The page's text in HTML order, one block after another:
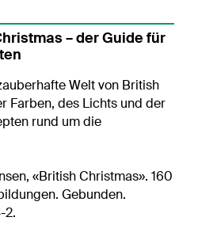
– der Guide für
Welt von British
Farben, des Lichts und der
rund um die
«British Christmas». 160
Gebunden.
2.